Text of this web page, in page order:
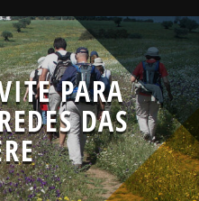
PARA
DAS